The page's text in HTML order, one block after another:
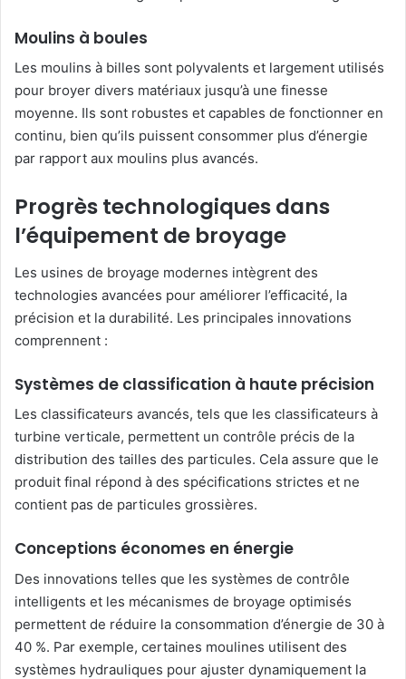
Moulins à boules
Les moulins à billes sont polyvalents et largement utilisés
pour broyer divers matériaux jusqu’à une finesse
moyenne. Ils sont robustes et capables de fonctionner en
continu, bien qu’ils puissent consommer plus d’énergie
par rapport aux moulins plus avancés.
Progrès technologiques dans
l’équipement de broyage
Les usines de broyage modernes intègrent des
technologies avancées pour améliorer l’efficacité, la
précision et la durabilité. Les principales innovations
comprennent :
Systèmes de classification à haute précision
Les classificateurs avancés, tels que les classificateurs à
turbine verticale, permettent un contrôle précis de la
distribution des tailles des particules. Cela assure que le
produit final répond à des spécifications strictes et ne
contient pas de particules grossières.
Conceptions économes en énergie
Des innovations telles que les systèmes de contrôle
intelligents et les mécanismes de broyage optimisés
permettent de réduire la consommation d’énergie de 30 à
40 %. Par exemple, certaines moulines utilisent des
systèmes hydrauliques pour ajuster dynamiquement la